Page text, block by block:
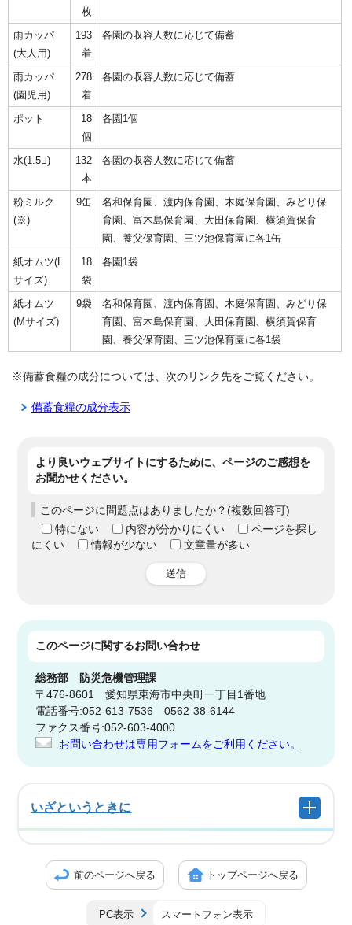
枚
雨カッパ
(大人用)
193
着
各園の収容人数に応じて備蓄
雨カッパ
(園児用)
278
着
各園の収容人数に応じて備蓄
ポット
18
個
各園1個
水(1.5)
132
本
各園の収容人数に応じて備蓄
粉ミルク
(※)
9缶
名和保育園、渡内保育園、木庭保育園、みどり保
育園、富木島保育園、大田保育園、横須賀保育
園、養父保育園、三ツ池保育園に各1缶
紙オムツ(L
サイズ)
18
袋
各園1袋
紙オムツ
(Mサイズ)
9袋
名和保育園、渡内保育園、木庭保育園、みどり保
育園、富木島保育園、大田保育園、横須賀保育
園、養父保育園、三ツ池保育園に各1袋
※備蓄食糧の成分については、次のリンク先をご覧ください。
備蓄食糧の成分表示
より良いウェブサイトにするために、ページのご感想を
お聞かせください。
このページに問題点はありましたか？(複数回答可)
特にない
内容が分かりにくい
ページを探し
にくい
情報が少ない 文章量が多い
送信
このページに関するお問い合わせ
総務部
防災危機管理課
〒476-8601 愛知県東海市中央町一丁目1番地
電話番号:052-613-7536 0562-38-6144
ファクス番号:052-603-4000
お問い合わせは専用フォームをご利用ください。
いざというときに
前のページへ戻る トップページへ戻る
PC表示 スマートフォン表示